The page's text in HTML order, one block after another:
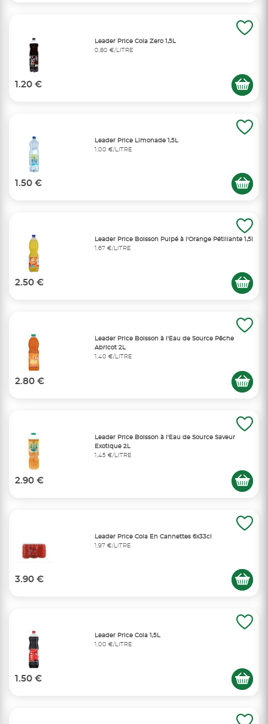
Leader Price Cola Zero 1,5L
0,80 €/LITRE
1.20 €
Leader Price Limonade 1,5L
1,00 €/LITRE
1.50 €
Leader Price Boisson Pulpé à l'Orange Pétillante 1,5l
1,67 €/LITRE
2.50 €
Leader Price Boisson à l'Eau de Source Pêche
Abricot 2L
1,40 €/LITRE
2.80 €
Leader Price Boisson à l'Eau de Source Saveur
Exotique 2L
1,45 €/LITRE
2.90 €
Leader Price Cola En Cannettes 6x33cl
1,97 €/LITRE
3.90 €
Leader Price Cola 1,5L
1,00 €/LITRE
1.50 €